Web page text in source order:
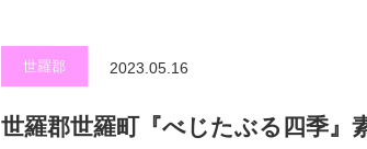
世羅郡 2023.05.16
世羅郡世羅町『べじたぶる四季』